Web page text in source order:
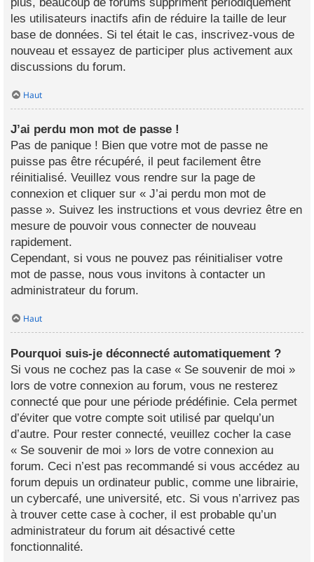
les utilisateurs inactifs afin de réduire la taille de leur
base de données. Si tel était le cas, inscrivez-vous de
nouveau et essayez de participer plus activement aux
discussions du forum.
Haut
J’ai perdu mon mot de passe !
Pas de panique ! Bien que votre mot de passe ne
puisse pas être récupéré, il peut facilement être
réinitialisé. Veuillez vous rendre sur la page de
connexion et cliquer sur « J’ai perdu mon mot de
passe ». Suivez les instructions et vous devriez être en
mesure de pouvoir vous connecter de nouveau
rapidement.
Cependant, si vous ne pouvez pas réinitialiser votre
mot de passe, nous vous invitons à contacter un
administrateur du forum.
Haut
Pourquoi suis-je déconnecté automatiquement ?
Si vous ne cochez pas la case « Se souvenir de moi »
lors de votre connexion au forum, vous ne resterez
connecté que pour une période prédéfinie. Cela permet
d’éviter que votre compte soit utilisé par quelqu’un
d’autre. Pour rester connecté, veuillez cocher la case
« Se souvenir de moi » lors de votre connexion au
forum. Ceci n’est pas recommandé si vous accédez au
forum depuis un ordinateur public, comme une librairie,
un cybercafé, une université, etc. Si vous n’arrivez pas
à trouver cette case à cocher, il est probable qu’un
administrateur du forum ait désactivé cette
fonctionnalité.